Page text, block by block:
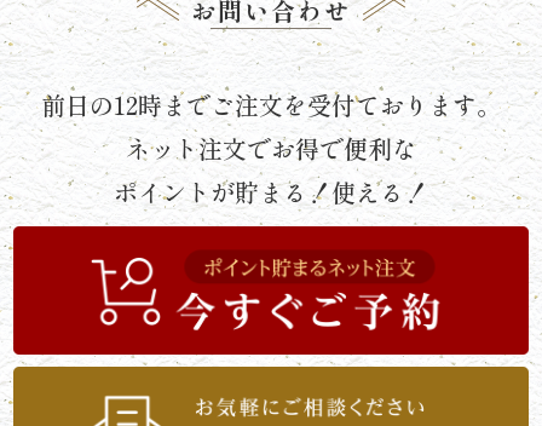
《京
石》
シ
リ
お問い合わせ
前日の12時までご注文を受付ております。
ネット注文でお得で便利な
ポイントが貯まる！使える！